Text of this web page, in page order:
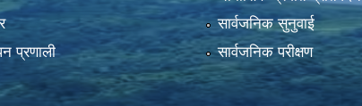
प्रणाली
सार्वजनिक सुनुवाई
सार्वजनिक परीक्षण